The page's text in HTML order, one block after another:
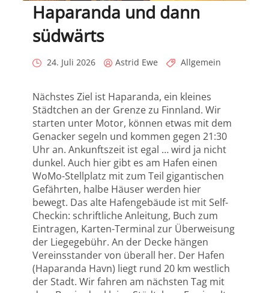
Haparanda und dann
südwärts
Posted
24. Juli 2026
Posted
Astrid Ewe Categories
Allgemein
Nächstes Ziel ist Haparanda, ein kleines
Städtchen an der Grenze zu Finnland. Wir
starten unter Motor, können etwas mit dem
Genacker segeln und kommen gegen 21:30
Uhr an. Ankunftszeit ist egal … wird ja nicht
dunkel. Auch hier gibt es am Hafen einen
WoMo-Stellplatz mit zum Teil gigantischen
Gefährten, halbe Häuser werden hier
bewegt. Das alte Hafengebäude ist mit Self-
Checkin: schriftliche Anleitung, Buch zum
Eintragen, Karten-Terminal zur Überweisung
der Liegegebühr. An der Decke hängen
Vereinsstander von überall her. Der Hafen
(Haparanda Havn) liegt rund 20 km westlich
der Stadt. Wir fahren am nächsten Tag mit